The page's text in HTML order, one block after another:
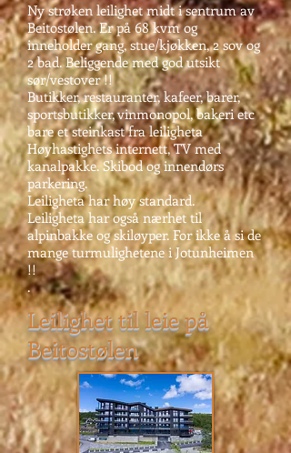
Ny strøken leilighet midt i sentrum av
Beitostølen. Er på 68 kvm og
inneholder gang, stue/kjøkken, 2 sov og
2 bad. Beliggende med god utsikt
sør/vestover !!
Butikker, restauranter, kafeer, barer,
sportsbutikker, vinmonopol, bakeri etc
bare et steinkast fra leiligheta
Høyhastighets internett, TV med
kanalpakke. Skibod og innendørs
parkering.
Leiligheta har høy standard.
Leiligheta har også nærhet til
alpinbakke og skiløyper. For ikke å si de
mange turmulighetene i Jotunheimen
!!
.
Leilighet til leie på
Beitostølen